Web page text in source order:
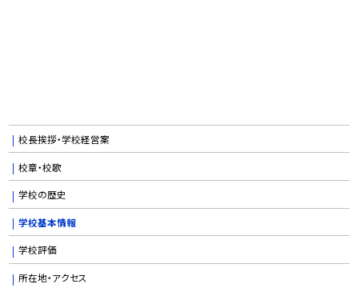
校長挨拶・学校経営案
校章・校歌
学校の歴史
学校基本情報
学校評価
所在地・アクセス